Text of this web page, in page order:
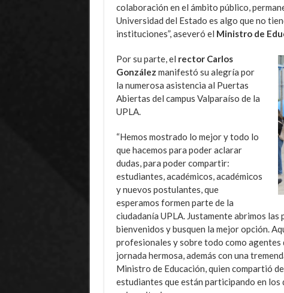
colaboración en el ámbito público,
Universidad del Estado es algo que no
instituciones”, aseveró el Ministro de
Por su parte, el rector Carlos
González manifestó su alegría por
la numerosa asistencia al Puertas
Abiertas del campus Valparaíso de la
UPLA.
“Hemos mostrado lo mejor y todo lo
que hacemos para poder aclarar
dudas, para poder compartir:
estudiantes, académicos, académicos
y nuevos postulantes, que
esperamos formen parte de la
ciudadanía UPLA. Justamente abrimos las
bienvenidos y busquen la mejor opción.
profesionales y sobre todo como agentes
jornada hermosa, además con una
Ministro de Educación, quien compartió
estudiantes que están participando en